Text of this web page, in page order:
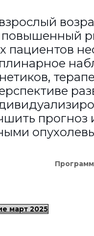
пациентов
март 2025